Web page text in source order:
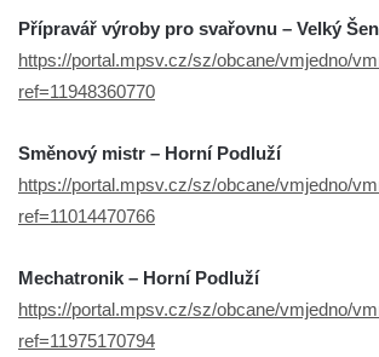
Přípravář výroby pro svařovnu – Velký
https://portal.mpsv.cz/sz/obcane/vmjedno/
ref=11948360770
Směnový mistr – Horní Podluží
https://portal.mpsv.cz/sz/obcane/vmjedno/
ref=11014470766
Mechatronik – Horní Podluží
https://portal.mpsv.cz/sz/obcane/vmjedno/
ref=11975170794